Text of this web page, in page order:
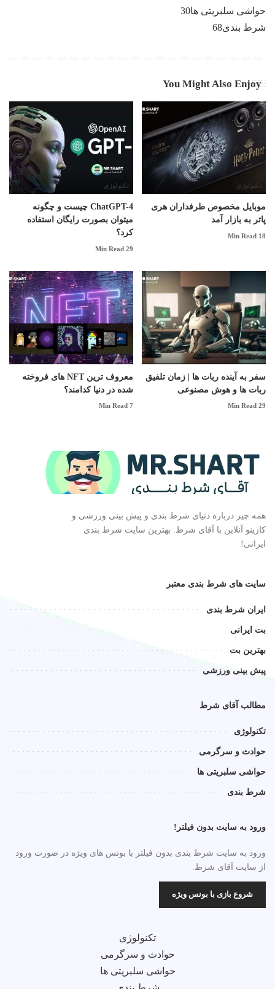
حواشی سلبریتی ها30
شرط بندی68
You Might Also Enjoy
تکنولوژی
موبایل مخصوص طرفداران هری
پاتر به بازار آمد
18 Min Read
تکنولوژی
ChatGPT-4 چیست و چگونه
میتوان بصورت رایگان استفاده
کرد؟
29 Min Read
تکنولوژی
سفر به آینده ربات ها | زمان تلفیق
ربات ها و هوش مصنوعی
29 Min Read
تکنولوژی
معروف ترین NFT های فروخته
شده در دنیا کدامند؟
7 Min Read
همه چیز درباره دنیای شرط بندی و پیش بینی ورزشی و
کازینو آنلاین با آقای شرط. بهترین سایت شرط بندی
ایرانی!
سایت های شرط بندی معتبر
ایران شرط بندی
بت ایرانی
بهترین بت
پیش بینی ورزشی
مطالب آقای شرط
تکنولوژی
حوادث و سرگرمی
حواشی سلبریتی ها
شرط بندی
ورود به سایت بدون فیلتر!
ورود به سایت شرط بندی بدون فیلتر با بونس های ویژه در صورت ورود
از سایت آقای شرط.
شروع بازی با بونس ویژه
تکنولوژی
حوادث و سرگرمی
حواشی سلبریتی ها